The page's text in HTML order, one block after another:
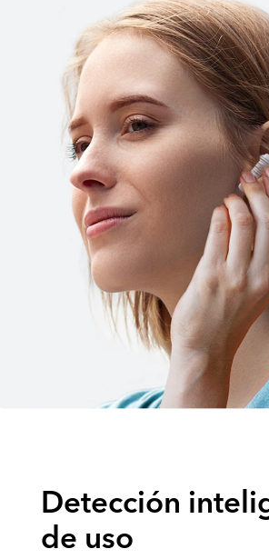
Detección
de uso